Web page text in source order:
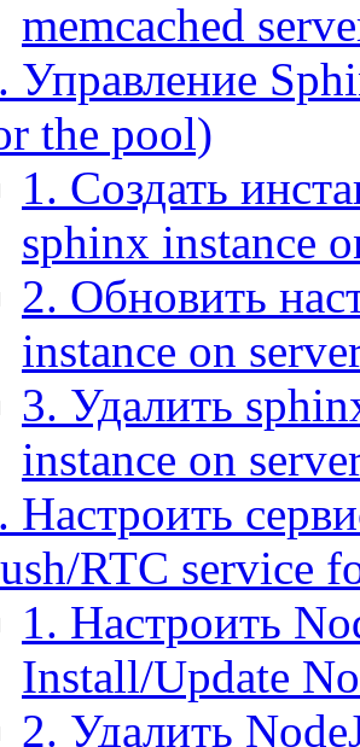
memcached
Управление
the pool)
1. Создать
sphinx instance
2. Обновить
instance on
3. Удалить
instance on
Настроить
RTC service
1. Настроить
Install/Update
2. Удалить